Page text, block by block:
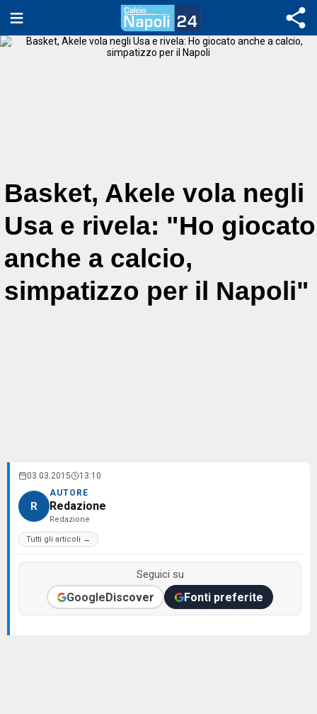
Basket, Akele vola negli
Usa e rivela: "Ho giocato
anche a calcio,
simpatizzo per il Napoli"
03.03.2015 13:10
R
AUTORE
Redazione
Redazione
Tutti gli articoli →
Seguici su
GoogleDiscover Fonti preferite